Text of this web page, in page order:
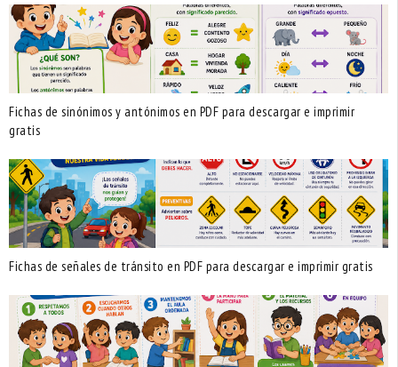
Fichas de sinónimos y antónimos en PDF para descargar e imprimir
gratis
Fichas de señales de tránsito en PDF para descargar e imprimir gratis